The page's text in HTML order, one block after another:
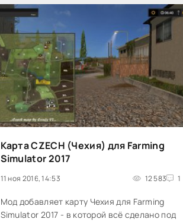
Карта CZECH (Чехия) для Farming
Simulator 2017
11 ноя 2016, 14:53 12 583 1
Мод добавляет карту Чехия для Farming
Simulator 2017 - в которой всё сделано под